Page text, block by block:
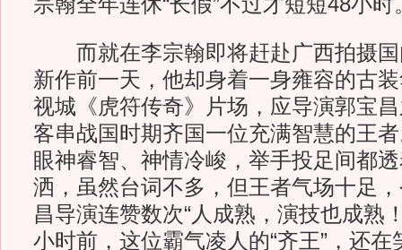
而就在李宗翰即将赶赴广西拍摄国
新作前一天，他却身着一身雍容的古
视城《虎符传奇》片场，应导演郭宝
客串战国时期齐国一位充满智慧的王
眼神睿智、神情冷峻，举手投足间都
洒，虽然台词不多，但王者气场十足
昌导演连赞数次“人成熟，演技也成熟
小时前，这位霸气凌人的“齐王”，还